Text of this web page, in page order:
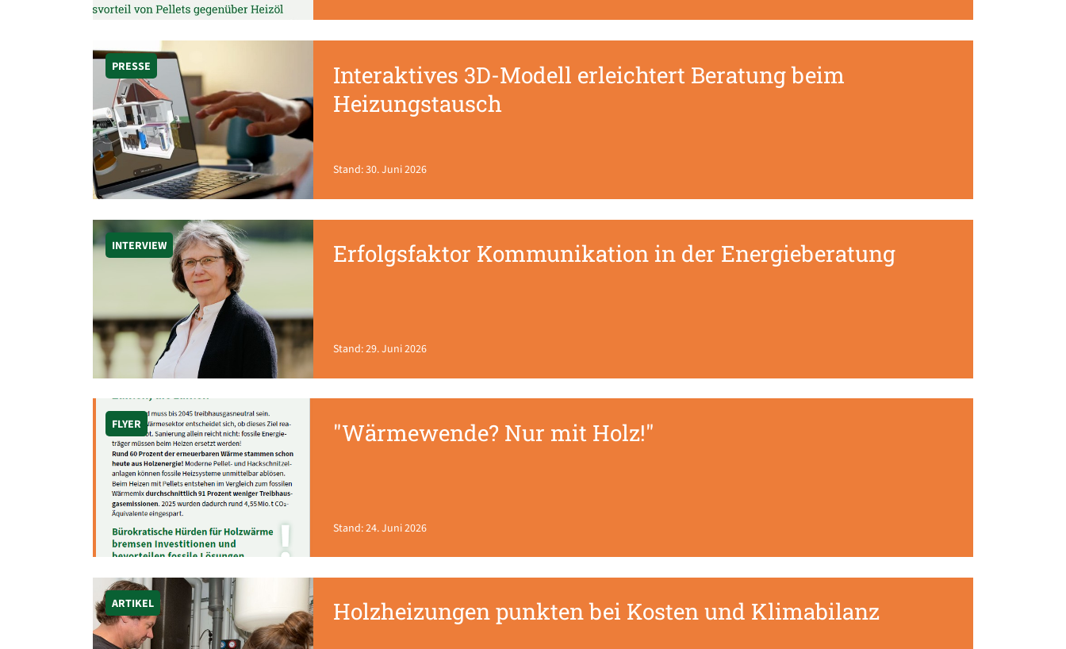
PRESSE
Interaktives 3D-Modell erleichtert Beratung beim
Heizungstausch
Stand: 30. Juni 2026
INTERVIEW Erfolgsfaktor Kommunikation in der Energieberatung
Stand: 29. Juni 2026
FLYER "Wärmewende? Nur mit Holz!"
Stand: 24. Juni 2026
ARTIKEL Holzheizungen punkten bei Kosten und Klimabilanz